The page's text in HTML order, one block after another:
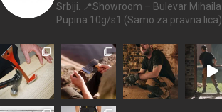
Srbiji.
📍Showroom – Bulevar Mihaila
Pupina 10g/s1 (Samo za pravna lica).